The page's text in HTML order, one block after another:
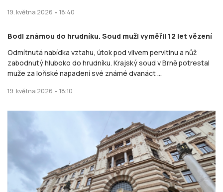
19. května 2026 • 18:40
Bodl známou do hrudníku. Soud muži vyměřil 12 let vězení
Odmítnutá nabídka vztahu, útok pod vlivem pervitinu a nůž
zabodnutý hluboko do hrudníku. Krajský soud v Brně potrestal
muže za loňské napadení své známé dvanáct ...
19. května 2026 • 18:10